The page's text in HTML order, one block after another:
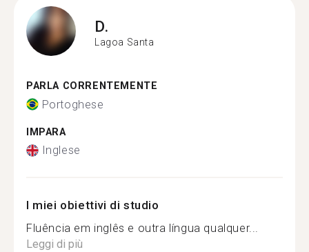
D.
Lagoa Santa
PARLA CORRENTEMENTE
Portoghese
IMPARA
Inglese
I miei obiettivi di studio
Fluência em inglês e outra língua qualquer...
Leggi di più